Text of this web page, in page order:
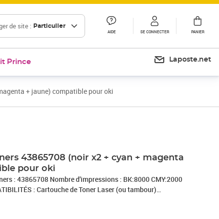
de site : Particulier
AIDE SE CONNECTER PANIER
Prince Laposte.net
+ jaune) compatible pour oki
43865708 (noir x2 + cyan + magenta
pour oki
: 43865708 Nombre d'impressions : BK:8000 CMY:2000
: Cartouche de Toner Laser (ou tambour)
OKI C 5650 DN OKI C 5650 N OKI C 5650 Series OKI C